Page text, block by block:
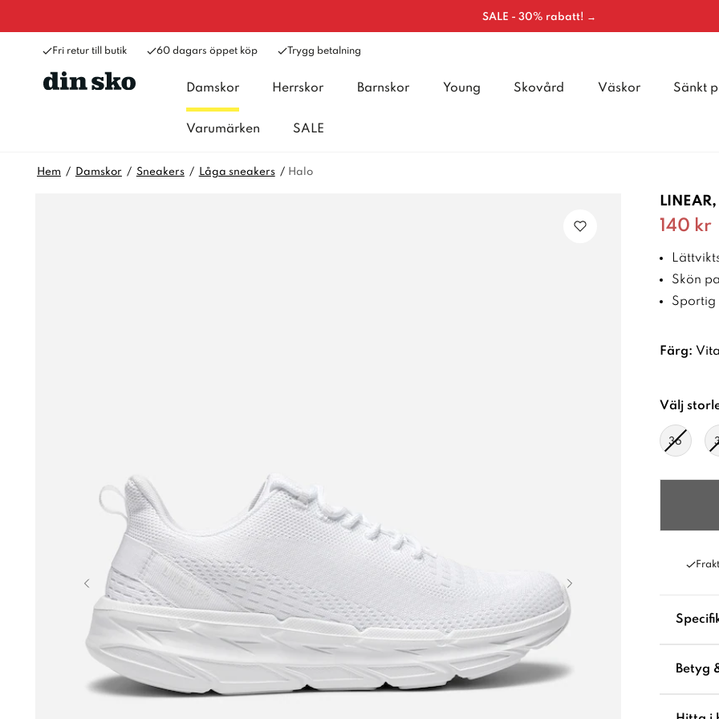
SALE - 30% rabatt! →
Fri retur till butik 60 dagars öppet köp Trygg betalning
Damskor Herrskor Barnskor Young Skovård Väskor Sänkt
Varumärken SALE
Hem Damskor Sneakers Låga sneakers Halo
140 kr
Skön
Sportig
Färg:
Välj
36
Betyg